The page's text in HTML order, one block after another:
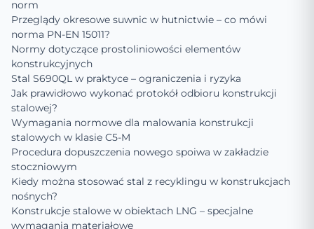
norm
Przeglądy okresowe suwnic w hutnictwie – co mówi
norma PN-EN 15011?
Normy dotyczące prostoliniowości elementów
konstrukcyjnych
Stal S690QL w praktyce – ograniczenia i ryzyka
Jak prawidłowo wykonać protokół odbioru konstrukcji
stalowej?
Wymagania normowe dla malowania konstrukcji
stalowych w klasie C5-M
Procedura dopuszczenia nowego spoiwa w zakładzie
stoczniowym
Kiedy można stosować stal z recyklingu w konstrukcjach
nośnych?
Konstrukcje stalowe w obiektach LNG – specjalne
wymagania materiałowe